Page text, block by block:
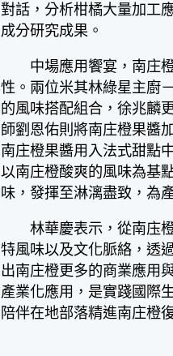
對話，分析柑橘大量加工
成分研究成果。
中場應用饗宴，南庄橙
性。兩位米其林綠星主廚
的風味搭配組合，徐兆麟
師劉恩佑則將南庄橙果醬
南庄橙果醬用入法式甜點
以南庄橙酸爽的風味為基
味，發揮至淋漓盡致，為
林華慶表示，從南庒橙
特風味以及文化脈絡，透
出南庄橙更多的商業應用
產業化應用，是實踐國際
陪伴在地部落精進南庄橙